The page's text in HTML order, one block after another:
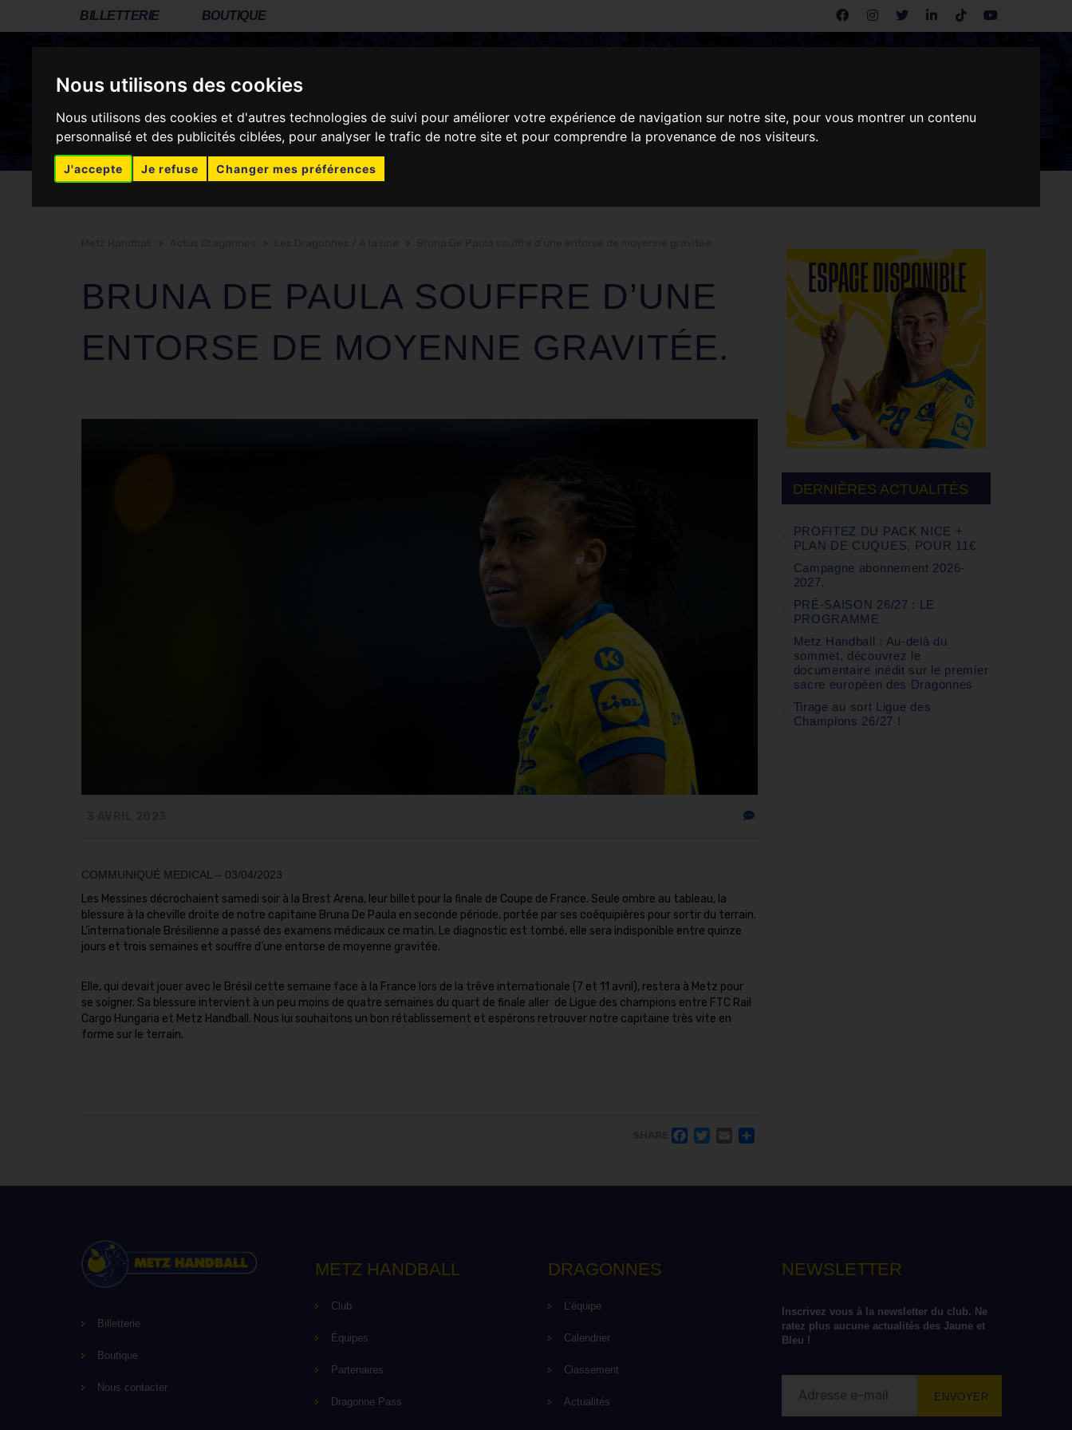
Nous utilisons des cookies
Nous utilisons des cookies et d'autres technologies de suivi pour améliorer votre expérience de navigation sur notre site, pour vous montrer un contenu
personnalisé et des publicités ciblées, pour analyser le trafic de notre site et pour comprendre la provenance de nos visiteurs.
J'accepte Je refuse Changer mes préférences
BILLETTERIE BOUTIQUE
CLUB LES DRAGONNES ASSOCIATION
RÉSEAUX SOCIAUX
BRUNA DE PAULA SOUFFRE D’UNE
ENTORSE DE MOYENNE GRAVITÉE.
COMMUNIQUÉ MEDICAL – 03/04/2023
Les Messines décrochaient samedi soir à la Brest Arena, leur billet pour la finale de Coupe de France. Seule ombre au tableau, la
blessure à la cheville droite de notre capitaine Bruna De Paula en seconde période, portée par ses coéquipières pour sortir du terrain.
L’internationale Brésilienne a passé des examens médicaux ce matin. Le diagnostic est tombé, elle sera indisponible entre quinze
jours et trois semaines et souffre d’une entorse de moyenne gravitée.
Elle, qui devait jouer avec le Brésil cette semaine face à la France lors de la trêve internationale (7 et 11 avril), restera à Metz pour
se soigner. Sa blessure intervient à un peu moins de quatre semaines du quart de finale aller de Ligue des champions entre FTC Rail
Cargo Hungaria et Metz Handball. Nous lui souhaitons un bon rétablissement et espérons retrouver notre capitaine très vite en
forme sur le terrain.
FACEBOOK
TWITTER
EMAIL
PARTAGER
DERNIÈRES ACTUALITÉS
PROFITEZ DU PACK NICE +
PLAN DE CUQUES, POUR 11€
Campagne abonnement 2026-
2027.
PRÉ-SAISON 26/27 : LE
PROGRAMME
Metz Handball : Au-delà du
sommet, découvrez le
documentaire inédit sur le premier
sacre européen des Dragonnes
Tirage au sort Ligue des
Champions 26/27 !
Billetterie
Boutique
Nous contacter
METZ HANDBALL
Club
Équipes
Partenaires
Dragonne Pass
DRAGONNES
L’équipe
Calendrier
Classement
Actualités
NEWSLETTER
Inscrivez vous à la newsletter du club. Ne
ratez plus aucune actualités des Jaune et
Bleu !